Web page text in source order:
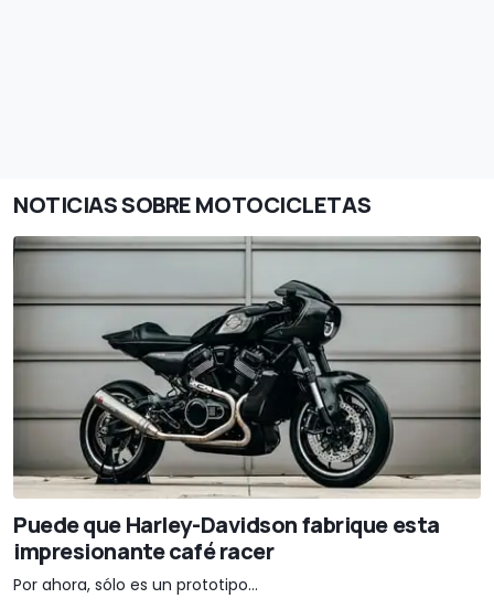
NOTICIAS SOBRE MOTOCICLETAS
Puede que Harley-Davidson fabrique esta
impresionante café racer
Por ahora, sólo es un prototipo...